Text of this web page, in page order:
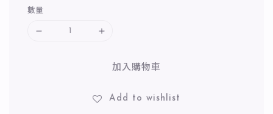
數量
加入購物車
Add to wishlist